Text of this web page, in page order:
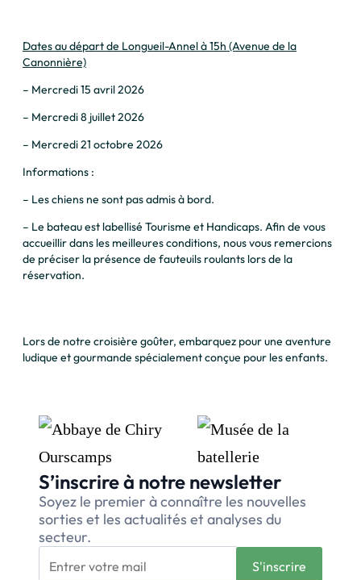
Dates au départ de Longueil-Annel à 15h (Avenue de la
Canonnière)
– Mercredi 15 avril 2026
– Mercredi 8 juillet 2026
– Mercredi 21 octobre 2026
Informations :
– Les chiens ne sont pas admis à bord.
– Le bateau est labellisé Tourisme et Handicaps. Afin de vous
accueillir dans les meilleures conditions, nous vous remercions
de préciser la présence de fauteuils roulants lors de la
réservation.
Lors de notre croisière goûter, embarquez pour une aventure
ludique et gourmande spécialement conçue pour les enfants.
S’inscrire à notre newsletter
Soyez le premier à connaître les nouvelles
sorties et les actualités et analyses du
secteur.